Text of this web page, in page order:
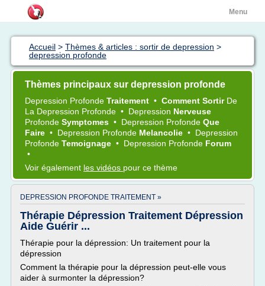
Menu
Accueil > Thèmes & articles : sortir de depression >
depression profonde
Thèmes principaux sur depression profonde
Depression Profonde Traitement • Comment Sortir De
La Depression Profonde • Depression Nerveuse
Profonde Symptomes • Depression Profonde Que
Faire • Depression Profonde Melancolie • Depression
Profonde Temoignage • Depression Profonde Forum
•
Voir également les vidéos pour ce thème
DEPRESSION PROFONDE TRAITEMENT »
Thérapie Dépression Traitement Dépression
Aide Guérir ...
Thérapie pour la dépression: Un traitement pour la
dépression
Comment la thérapie pour la dépression peut-elle vous
aider à surmonter la dépression?